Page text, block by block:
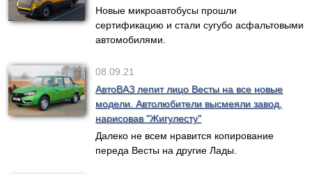
Новые микроавтобусы прошли
сертификацию и стали сугубо асфальтовыми
автомобилями.
08.09.21
АвтоВАЗ лепит лицо Весты на все новые
модели. Автолюбители высмеяли завод,
нарисовав "Жигулесту"
Далеко не всем нравится копирование
переда Весты на другие Лады.